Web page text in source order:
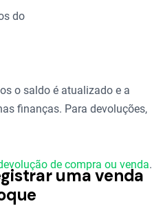
do
o saldo é atualizado e a
finanças. Para devoluções,
de compra ou venda.
uma venda